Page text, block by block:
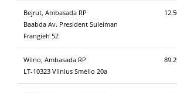
Bejrut, Ambasada RP
Baabda Av. President Suleiman
Frangieh 52
Wilno, Ambasada RP
LT-10323 Vilnius Smėlio 20a